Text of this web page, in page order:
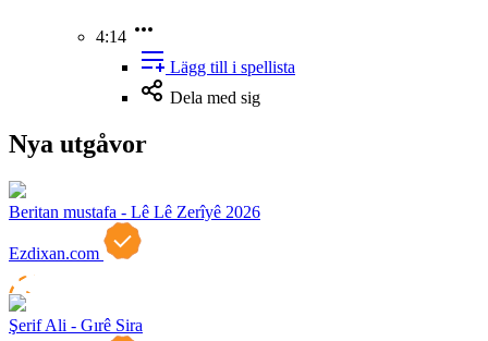
4:14
Lägg till i spellista
Dela med sig
Nya utgåvor
Beritan mustafa - Lê Lê Zerîyê 2026
Ezdixan.com
Şerif Ali - Gırê Sira